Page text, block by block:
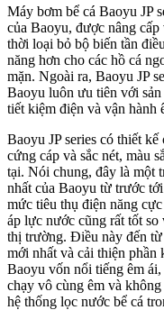
Máy bơm bể cá Baoyu JP
của Baoyu, được nâng
thời loại bỏ bộ biến tần
năng hơn cho các hồ cá
mặn. Ngoài ra, Baoyu JP
Baoyu luôn ưu tiên với
tiết kiệm điện và vận hành
Baoyu JP series có thiết
cứng cáp và sắc nét, màu
tại. Nói chung, đây là một
nhất của Baoyu từ trước
mức tiêu thụ điện năng
áp lực nước cũng rất tốt so
thị trường. Điều này đến từ
mới nhất và cải thiện phần
Baoyu vốn nổi tiếng êm
chạy vô cùng êm và
hệ thống lọc nước bể cá